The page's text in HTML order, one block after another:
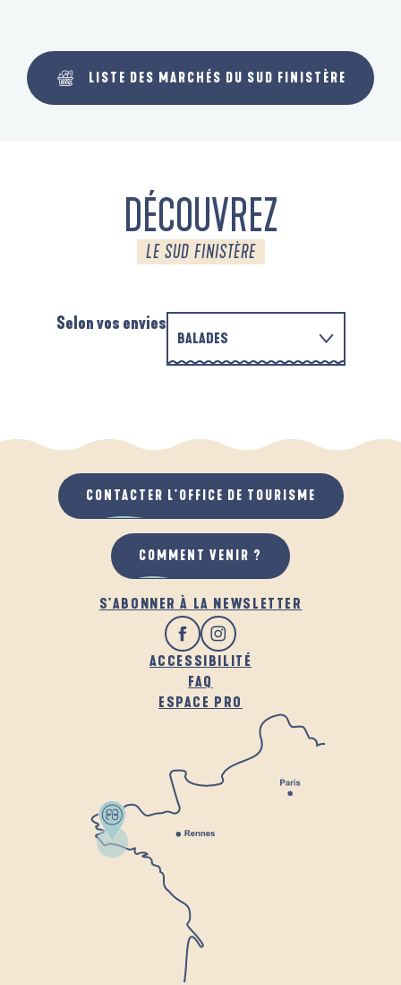
LISTE DES MARCHÉS DU SUD FINISTÈRE
DÉCOUVREZ
LE SUD FINISTÈRE
Selon vos envies
BALADES
QUAND IL PLEUT
AU GRAND AIR
S'ABONNER À LA NEWSLETTER
ACCESSIBILITÉ
FAQ
ESPACE PRO
CONTACTER L'OFFICE DE TOURISME
COMMENT VENIR ?